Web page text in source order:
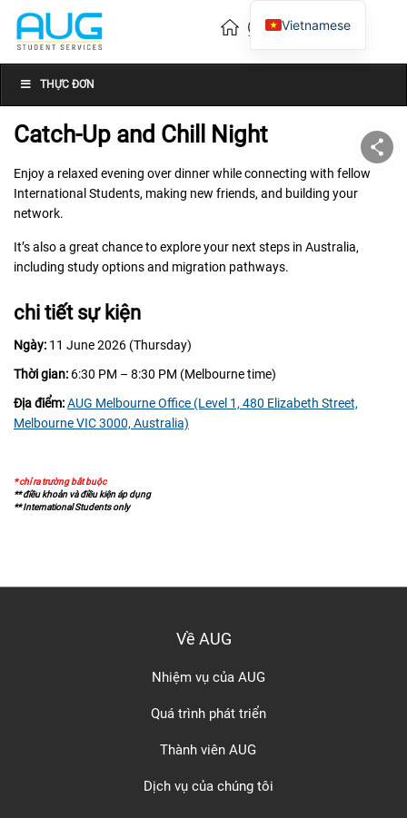
THỰC ĐƠN
Catch-Up and Chill Night
Enjoy a relaxed evening over dinner while connecting with fellow
International Students, making new friends, and building your
network.
It’s also a great chance to explore your next steps in Australia,
including study options and migration pathways.
chi tiết sự kiện
Ngày: 11 June 2026 (Thursday)
Thời gian: 6:30 PM – 8:30 PM (Melbourne time)
Địa điểm:AUG Melbourne Office (Level 1, 480 Elizabeth Street,
Melbourne VIC 3000, Australia)
* chỉ ra trường bắt buộc
** điều khoản và điều kiện áp dụng
** International Students only
Về AUG
Nhiệm vụ của AUG
Quá trình phát triển
Thành viên AUG
Dịch vụ của chúng tôi
Vietnamese